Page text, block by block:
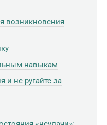
возникновения
навыкам
и не ругайте за